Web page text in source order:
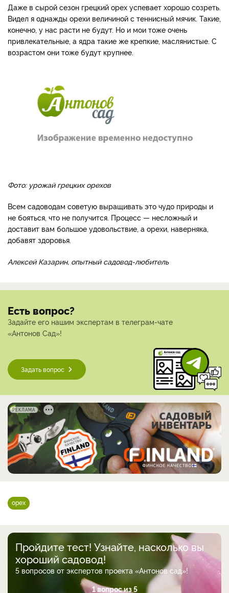
Даже в сырой сезон грецкий орех успевает хорошо созреть.
Видел я однажды орехи величиной с теннисный мячик. Такие,
конечно, у нас расти не будут. Но и мои тоже очень
привлекательные, а ядра такие же крепкие, маслянистые. С
возрастом они тоже будут крупнее.
Фото: урожай грецких орехов
Всем садоводам советую выращивать это чудо природы и
не бояться, что не получится. Процесс — несложный и
доставит вам большое удовольствие, а орехи, наверняка,
добавят здоровья.
Алексей Казарин, опытный садовод-любитель
Есть вопрос?
Задайте его нашим экспертам в телеграм-чате
«Антонов Сад»!
Задать вопрос
РЕКЛАМА
орех
Пройдите тест! Узнайте, насколько вы
хороший садовод!
5 вопросов от экспертов проекта «Антонов сад»!
1 вопрос из 5